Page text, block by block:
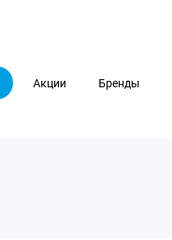
Акции Бренды